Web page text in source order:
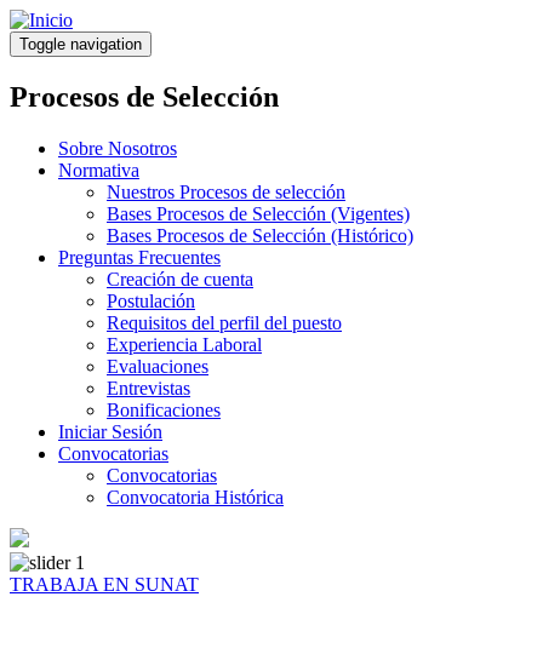
Pasar
al
contenido
principal
Toggle navigation
Procesos de Selección
Sobre Nosotros
Normativa
Nuestros Procesos de selección
Bases Procesos de Selección (Vigentes)
Bases Procesos de Selección (Histórico)
Preguntas Frecuentes
Creación de cuenta
Postulación
Requisitos del perfil del puesto
Experiencia Laboral
Evaluaciones
Entrevistas
Bonificaciones
Iniciar Sesión
Convocatorias
Convocatorias
Convocatoria Histórica
TRABAJA EN SUNAT